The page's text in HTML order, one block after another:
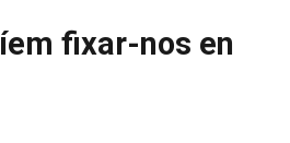
fixar-nos en